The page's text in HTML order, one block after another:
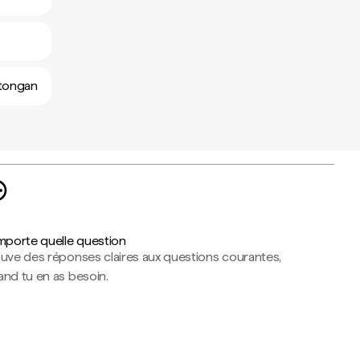
quelle question
des réponses claires aux questions courantes,
tu en as besoin.